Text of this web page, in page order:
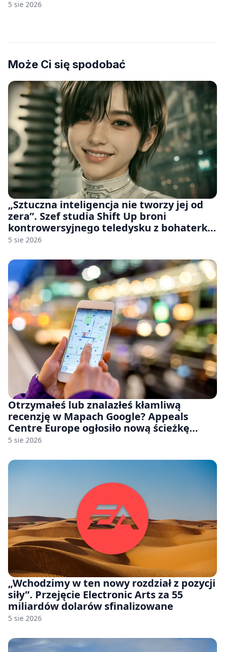
wiele [FELIETON]
5 sie 2026
Może Ci się spodobać
„Sztuczna inteligencja nie tworzy jej od
zera”. Szef studia Shift Up broni
kontrowersyjnego teledysku z bohaterką
Stellar Blade: Blood Rain
5 sie 2026
Otrzymałeś lub znalazłeś kłamliwą
recenzję w Mapach Google? Appeals
Centre Europe ogłosiło nową ścieżkę
odwoławczą dla firm i konsumentów
5 sie 2026
„Wchodzimy w ten nowy rozdział z pozycji
siły”. Przejęcie Electronic Arts za 55
miliardów dolarów sfinalizowane
5 sie 2026